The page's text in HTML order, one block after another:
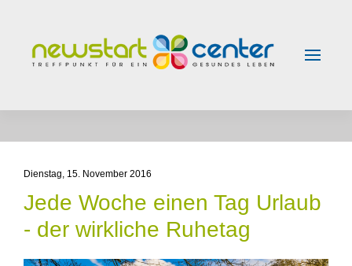
Skip to main content
Dienstag, 15. November 2016
Jede Woche einen Tag Urlaub
- der wirkliche Ruhetag